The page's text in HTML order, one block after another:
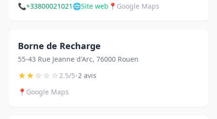
📞+33800021021 🌐Site web 📍 Google Maps
Borne de Recharge
55-43 Rue Jeanne d'Arc, 76000 Rouen
★★☆☆☆2.5/5•2 avis
📍 Google Maps